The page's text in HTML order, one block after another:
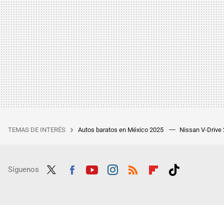
TEMAS DE INTERÉS Autos baratos en México 2025 Nissan V-Drive
Síguenos